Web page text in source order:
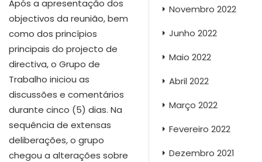
Após a apresentação dos
objectivos da reunião, bem
como dos princípios
principais do projecto de
directiva, o Grupo de
Trabalho iniciou as
discussões e comentários
durante cinco (5) dias. Na
sequência de extensas
deliberações, o grupo
chegou a alterações sobre
Novembro 2022
Junho 2022
Maio 2022
Abril 2022
Março 2022
Fevereiro 2022
Dezembro 2021